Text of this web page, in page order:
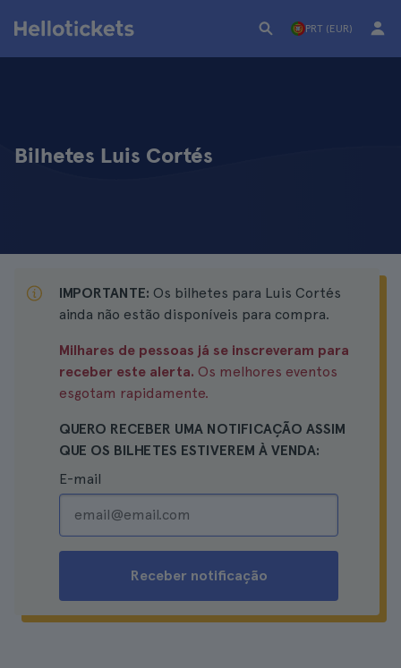
PRT (EUR)
Bilhetes Luis Cortés
IMPORTANTE: Os bilhetes para Luis Cortés
ainda não estão disponíveis para compra.
Milhares de pessoas já se inscreveram para
receber este alerta. Os melhores eventos
esgotam rapidamente.
QUERO RECEBER UMA NOTIFICAÇÃO ASSIM
QUE OS BILHETES ESTIVEREM À VENDA:
E-mail
Receber notificação